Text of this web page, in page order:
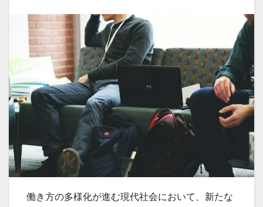
働き方の多様化が進む現代社会において、新たな